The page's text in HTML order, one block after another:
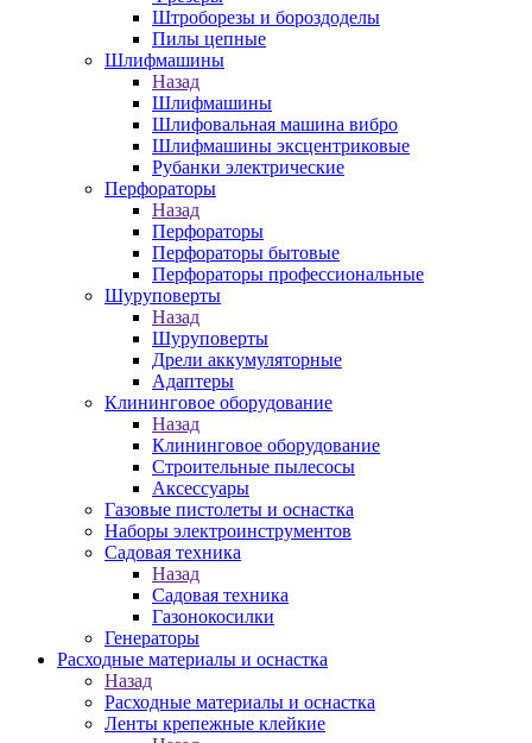
Штроборезы и бороздоделы
Пилы цепные
Шлифмашины
Назад
Шлифмашины
Шлифовальная машина вибро
Шлифмашины эксцентриковые
Рубанки электрические
Перфораторы
Назад
Перфораторы
Перфораторы бытовые
Перфораторы профессиональные
Шуруповерты
Назад
Шуруповерты
Дрели аккумуляторные
Адаптеры
Клининговое оборудование
Назад
Клининговое оборудование
Строительные пылесосы
Аксессуары
Газовые пистолеты и оснастка
Наборы электроинструментов
Садовая техника
Назад
Садовая техника
Газонокосилки
Генераторы
Расходные материалы и оснастка
Назад
Расходные материалы и оснастка
Ленты крепежные клейкие